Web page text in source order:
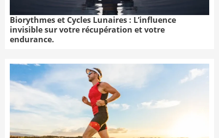
Biorythmes et Cycles Lunaires : L’influence
invisible sur votre récupération et votre
endurance.